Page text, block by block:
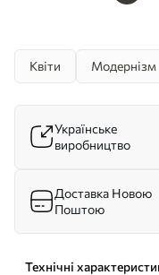
Квіти Модернізм
Українське
виробництво
Доставка Новою
Поштою
Технічні